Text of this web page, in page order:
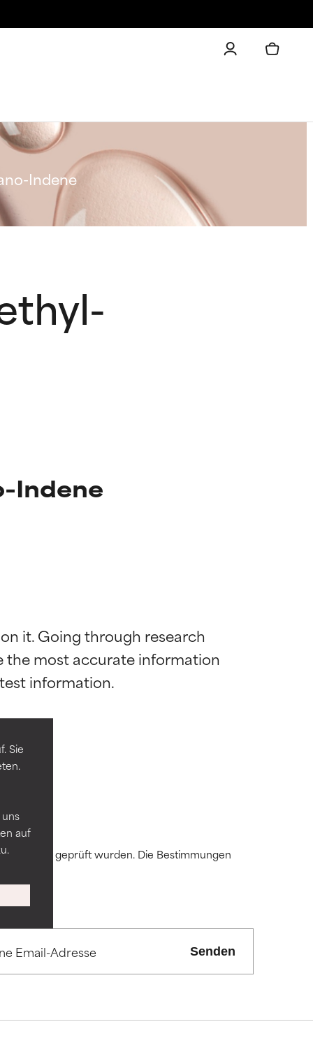
Sie
auf
Indene
Indene
it. Going through research
the most accurate information
geprüft wurden. Die Bestimmungen
meisten
es hilft.
meisten
es hilft.
Senden